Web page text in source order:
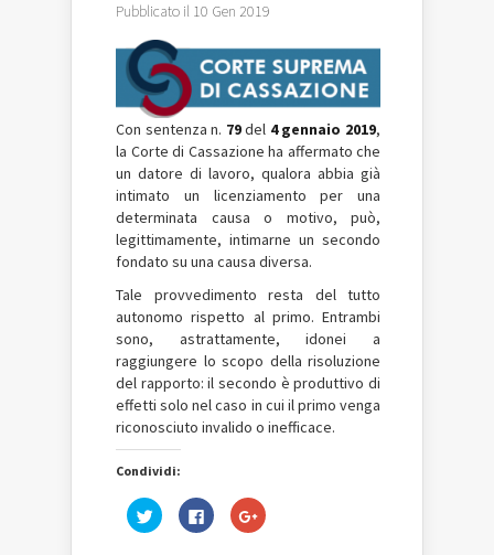
Pubblicato il 10 Gen 2019
Con sentenza n. 79del 4 gennaio 2019,
la Corte di Cassazione ha affermato che
un datore di lavoro, qualora abbia già
intimato un licenziamento per una
determinata causa o motivo, può,
legittimamente, intimarne un secondo
fondato su una causa diversa.
Tale provvedimento resta del tutto
autonomo rispetto al primo. Entrambi
sono, astrattamente, idonei a
raggiungere lo scopo della risoluzione
del rapporto: il secondo è produttivo di
effetti solo nel caso in cui il primo venga
riconosciuto invalido o inefficace.
Condividi:
Fai
clic
Fai
clic
Fai
clic